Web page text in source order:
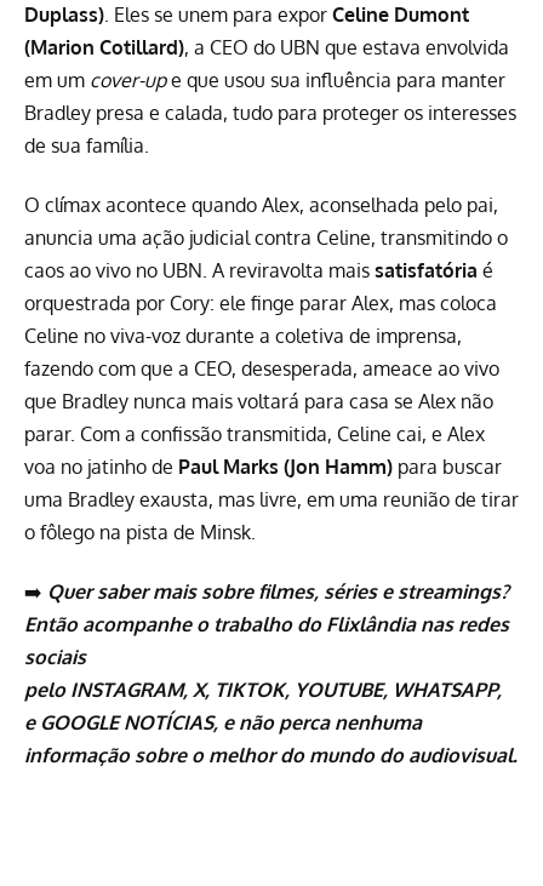
Duplass) . Eles se unem para expor Celine Dumont
(Marion Cotillard), a CEO do UBN que estava envolvida
em um cover-upe que usou sua influência para manter
Bradley presa e calada, tudo para proteger os interesses
de sua família.
O clímax acontece quando Alex, aconselhada pelo pai,
anuncia uma ação judicial contra Celine, transmitindo o
caos ao vivo no UBN. A reviravolta mais satisfatória é
orquestrada por Cory: ele finge parar Alex, mas coloca
Celine no viva-voz durante a coletiva de imprensa,
fazendo com que a CEO, desesperada, ameace ao vivo
que Bradley nunca mais voltará para casa se Alex não
parar. Com a confissão transmitida, Celine cai, e Alex
voa no jatinho de Paul Marks (Jon Hamm) para buscar
uma Bradley exausta, mas livre, em uma reunião de tirar
o fôlego na pista de Minsk.
➡️ Quer saber mais sobre filmes, sériese streamings?
Então acompanhe o trabalho do Flixlândianas redes
sociais
pelo INSTAGRAM, X, TIKTOK, YOUTUBE, WHATSAPP,
e GOOGLE NOTÍCIAS, e não perca nenhuma
informação sobre o melhor do mundo do audiovisual.